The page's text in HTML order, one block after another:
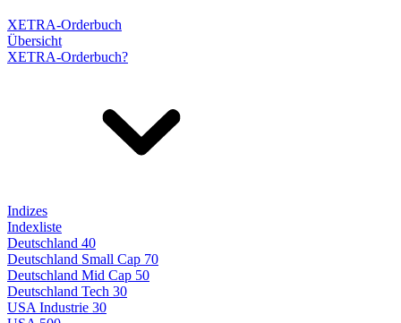
XETRA-Orderbuch
Übersicht
XETRA-Orderbuch?
Indizes
Indexliste
Deutschland 40
Deutschland Small Cap 70
Deutschland Mid Cap 50
Deutschland Tech 30
USA Industrie 30